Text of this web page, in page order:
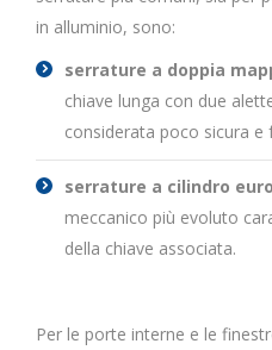
in alluminio, sono:
serrature a doppia
chiave lunga con due
considerata poco sicura
serrature a cilindro
meccanico più evoluto
della chiave associata.
Per le porte interne e le